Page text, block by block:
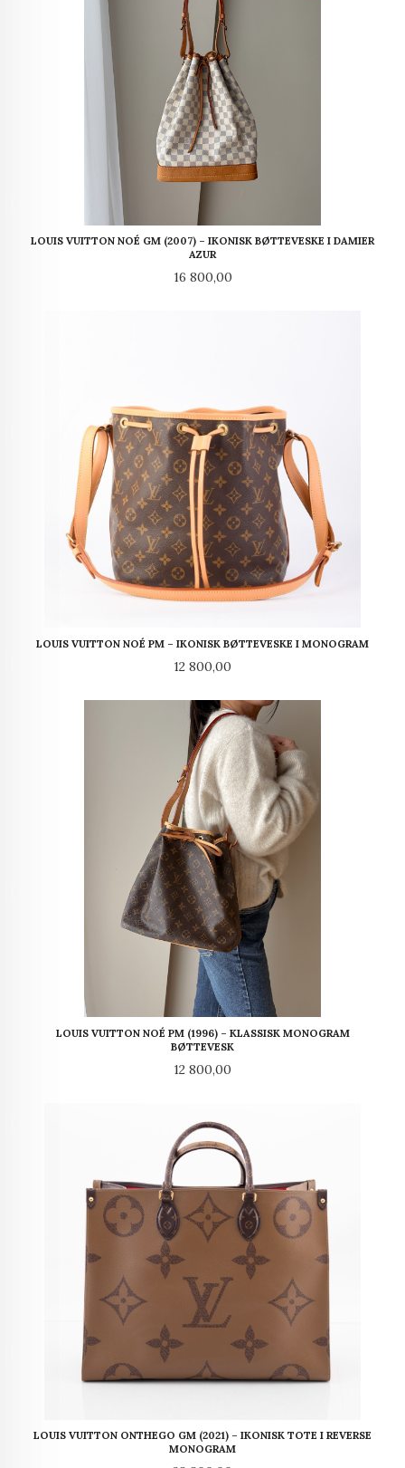
LOUIS VUITTON NOÉ GM (2007) – IKONISK BØTTEVESKE I DAMIER
AZUR
Pris
16 800,00
LOUIS VUITTON NOÉ PM – IKONISK BØTTEVESKE I MONOGRAM
Pris
12 800,00
LOUIS VUITTON NOÉ PM (1996) – KLASSISK MONOGRAM
BØTTEVESK
Pris
12 800,00
LOUIS VUITTON ONTHEGO GM (2021) – IKONISK TOTE I REVERSE
MONOGRAM